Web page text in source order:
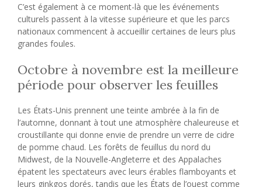
C’est également à ce moment-là que les événements
culturels passent à la vitesse supérieure et que les parcs
nationaux commencent à accueillir certaines de leurs plus
grandes foules.
Octobre à novembre est la meilleure
période pour observer les feuilles
Les États-Unis prennent une teinte ambrée à la fin de
l’automne, donnant à tout une atmosphère chaleureuse et
croustillante qui donne envie de prendre un verre de cidre
de pomme chaud. Les forêts de feuillus du nord du
Midwest, de la Nouvelle-Angleterre et des Appalaches
épatent les spectateurs avec leurs érables flamboyants et
leurs ginkgos dorés, tandis que les États de l’ouest comme